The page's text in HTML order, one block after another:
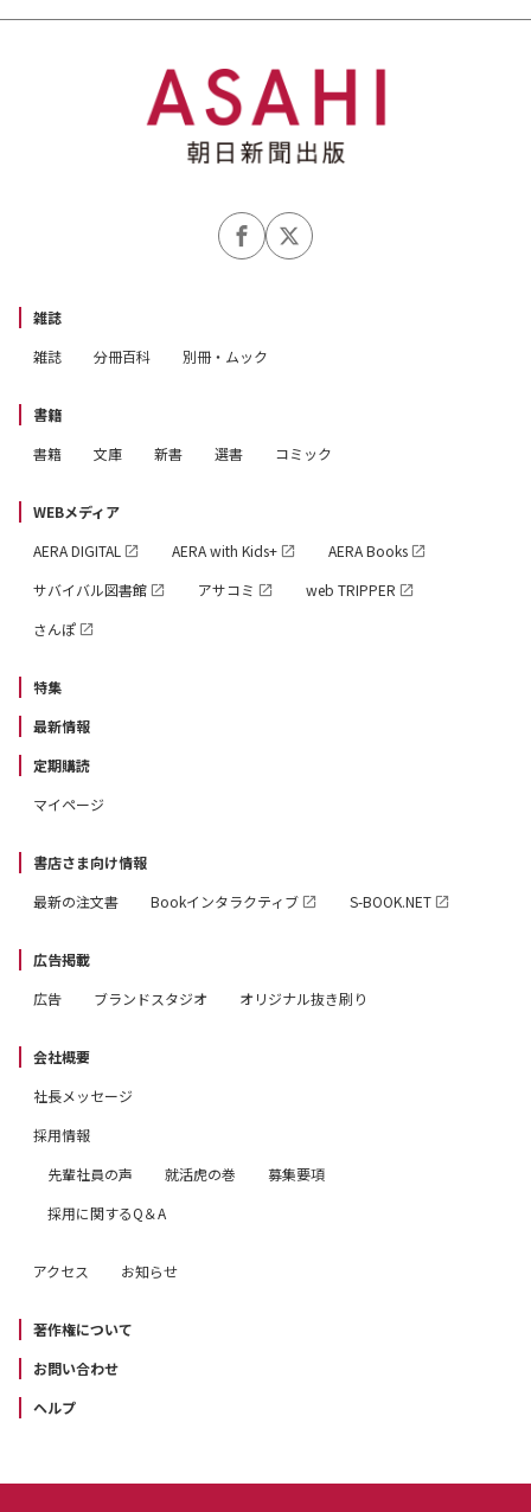
雑誌
雑誌
分冊百科 別冊・ムック
書籍
書籍
文庫 新書 選書 コミック
WEBメディア
AERA DIGITAL
AERA with Kids+
AERA Books
サバイバル図書館
アサコミ
web TRIPPER
さんぽ
特集
最新情報
定期購読
マイページ
書店さま向け情報
最新の注文書
Bookインタラクティブ S-BOOK.NET
広告掲載
広告
ブランドスタジオ オリジナル抜き刷り
会社概要
社長メッセージ
採用情報
先輩社員の声
就活虎の巻
募集要項
採用に関するQ＆A
アクセス お知らせ
著作権について
お問い合わせ
ヘルプ